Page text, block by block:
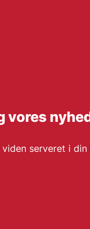
vores
viden serveret i